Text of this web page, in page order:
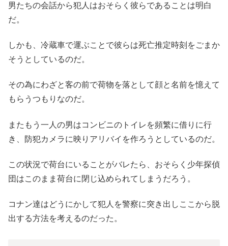
男たちの会話から犯人はおそらく彼らであることは明白
だ。
しかも、冷蔵車で運ぶことで彼らは死亡推定時刻をごまか
そうとしているのだ。
その為にわざと客の前で荷物を落として顔と名前を憶えて
もらうつもりなのだ。
またもう一人の男はコンビニのトイレを頻繁に借りに行
き、防犯カメラに映りアリバイを作ろうとしているのだ。
この状況で荷台にいることがバレたら、おそらく少年探偵
団はこのまま荷台に閉じ込められてしまうだろう。
コナン達はどうにかして犯人を警察に突き出しここから脱
出する方法を考えるのだった。